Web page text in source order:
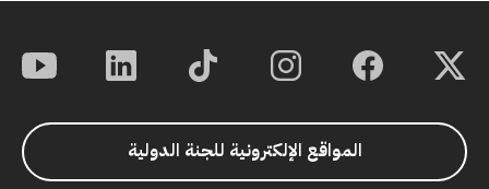
المواقع الإلكترونية للجنة الدولية